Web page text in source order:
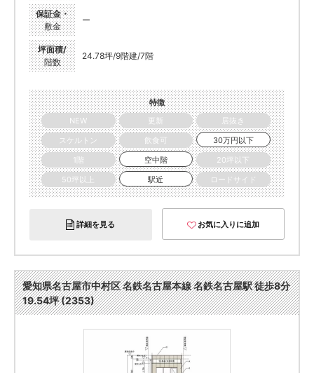
保証金・
敷金
ー
坪面積/
階数
24.78坪/9階建/7階
特徴
NEW
更新
居抜き
スケルトン
飲食可
30万円以下
1階
空中階
20坪以下
50坪以上
駅近 ロードサイド
詳細を見る お気に入りに追加
愛知県名古屋市中村区 名鉄名古屋本線 名鉄名古屋駅 徒歩8分
19.54坪 (2353)